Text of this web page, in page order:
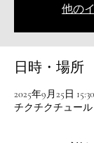
他の
日時・場所
2025年9月25日
チクチクチュール